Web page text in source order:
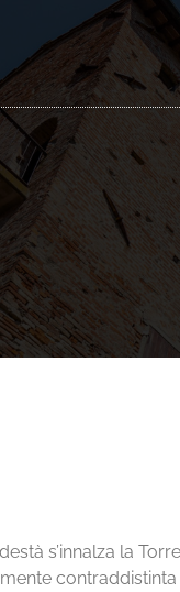
s’innalza la